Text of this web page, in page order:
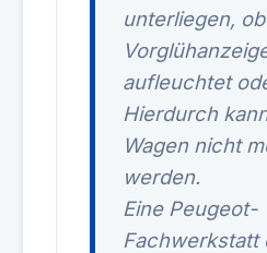
unterliegen,
aufleuchtet
Hierdurch
Wagen nicht
werden.
Eine Peugeot-
Fachwerkstatt